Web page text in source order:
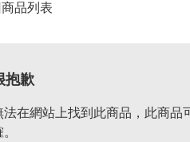
品列表
抱歉
法在網站上找到此商品，此商品